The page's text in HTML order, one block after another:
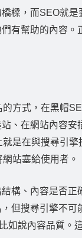
樑，而SEO就
有幫助的內容
方式，在黑帽
、在網站內容
是在與搜尋引
站塞給使用者。
構、內容是否
但搜尋引擎不
如說內容品質。